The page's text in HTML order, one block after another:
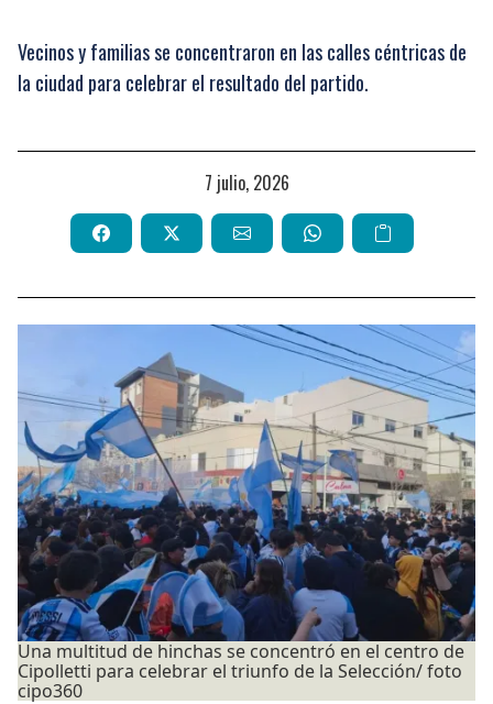
Vecinos y familias se concentraron en las calles céntricas de
la ciudad para celebrar el resultado del partido.
7 julio, 2026
Una multitud de hinchas se concentró en el centro de
Cipolletti para celebrar el triunfo de la Selección/ foto
cipo360